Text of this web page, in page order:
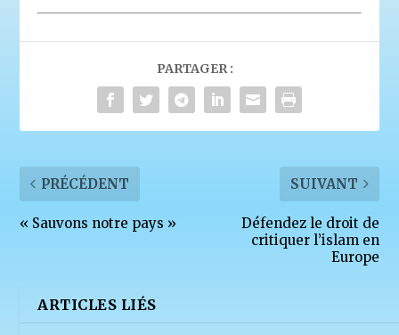
PARTAGER :
PRÉCÉDENT
« Sauvons notre pays »
SUIVANT
Défendez le droit de
critiquer l’islam en
Europe
ARTICLES LIÉS